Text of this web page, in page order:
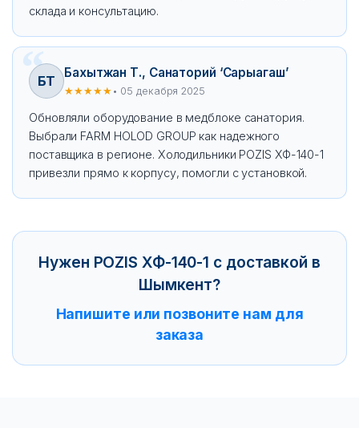
склада и консультацию.
БТ
Бахытжан Т., Санаторий ‘Сарыагаш’
★★★★★ • 05 декабря 2025
Обновляли оборудование в медблоке санатория.
Выбрали FARM HOLOD GROUP как надежного
поставщика в регионе. Холодильники POZIS ХФ-140-1
привезли прямо к корпусу, помогли с установкой.
Нужен POZIS ХФ-140-1 с доставкой в
Шымкент?
Напишите или позвоните нам для
заказа